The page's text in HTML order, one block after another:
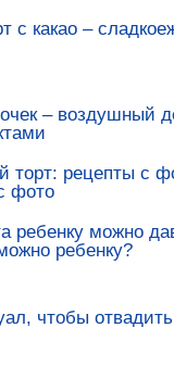
с какао –
– воздушный
торт: рецепты с
фото
ребенку можно
ребенку?
чтобы